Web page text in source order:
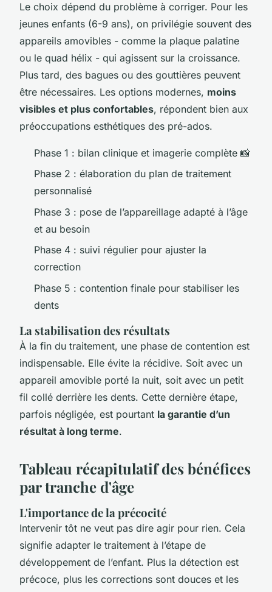
Le choix dépend du problème à corriger. Pour les
jeunes enfants (6-9 ans), on privilégie souvent des
appareils amovibles - comme la plaque palatine
ou le quad hélix - qui agissent sur la croissance.
Plus tard, des bagues ou des gouttières peuvent
être nécessaires. Les options modernes, moins
visibles et plus confortables, répondent bien aux
préoccupations esthétiques des pré-ados.
Phase 1 : bilan clinique et imagerie complète 📸
Phase 2 : élaboration du plan de traitement
personnalisé
Phase 3 : pose de l’appareillage adapté à l’âge
et au besoin
Phase 4 : suivi régulier pour ajuster la
correction
Phase 5 : contention finale pour stabiliser les
dents
La stabilisation des résultats
À la fin du traitement, une phase de contention est
indispensable. Elle évite la récidive. Soit avec un
appareil amovible porté la nuit, soit avec un petit
fil collé derrière les dents. Cette dernière étape,
parfois négligée, est pourtant la garantie d’un
résultat à long terme.
Tableau récapitulatif des bénéfices
par tranche d'âge
L'importance de la précocité
Intervenir tôt ne veut pas dire agir pour rien. Cela
signifie adapter le traitement à l’étape de
développement de l’enfant. Plus la détection est
précoce, plus les corrections sont douces et les